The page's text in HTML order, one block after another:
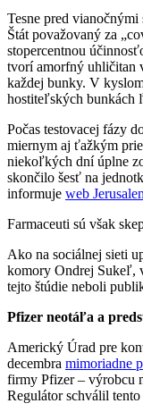
Tesne pred vianočnými
Štát považovaný za
stopercentnou
tvorí amorfný uhličitan
každej bunky. V
hostiteľských bunkách
Počas testovacej fázy
miernym aj ťažkým
niekoľkých dní úplne
skončilo šesť na
informuje web
Farmaceuti sú však
Ako na sociálnej sieti
komory Ondrej Sukeľ,
tejto štúdie neboli
Pfizer neotáľa a
Americký Úrad pre
decembra mimoriadne
firmy Pfizer – výrobcu
Regulátor schválil